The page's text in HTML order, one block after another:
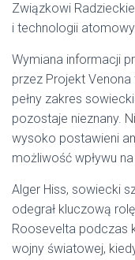
Związkowi
i technologii
Wymiana informacji
przez Projekt
pełny zakres
pozostaje nieznany.
wysoko postawieni
możliwość wpływu
Alger Hiss, sowiecki
odegrał kluczową
Roosevelta podczas
wojny światowej,